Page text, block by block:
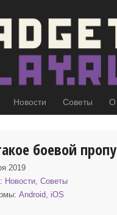
Новости Советы О
боевой
2019
Новости,Советы
Android, iOS